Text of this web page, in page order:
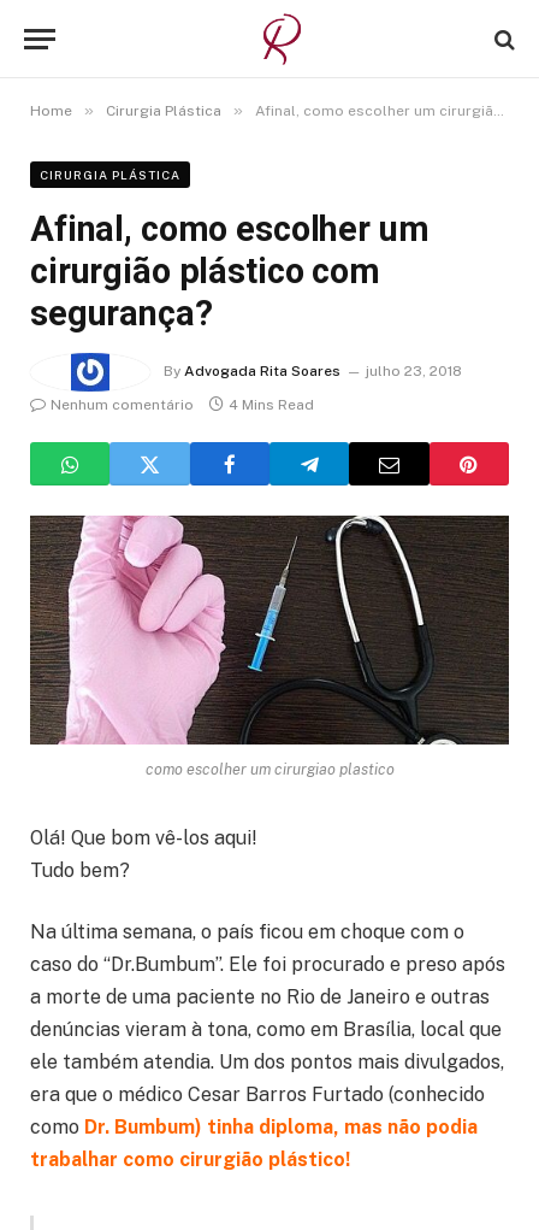
Home » Cirurgia Plástica » Afinal, como escolher um cirurgião plástico com segurança?
CIRURGIA PLÁSTICA
Afinal, como escolher um
cirurgião plástico com
segurança?
By Advogada Rita Soares
julho 23, 2018
Nenhum comentário
4 Mins Read
como escolher um cirurgiao plastico
Olá! Que bom vê-los aqui!
Tudo bem?
Na última semana, o país ficou em choque com o
caso do “Dr.Bumbum”. Ele foi procurado e preso após
a morte de uma paciente no Rio de Janeiro e outras
denúncias vieram à tona, como em Brasília, local que
ele também atendia. Um dos pontos mais divulgados,
era que o médico Cesar Barros Furtado (conhecido
como Dr. Bumbum) tinha diploma, mas não podia
trabalhar como cirurgião plástico!